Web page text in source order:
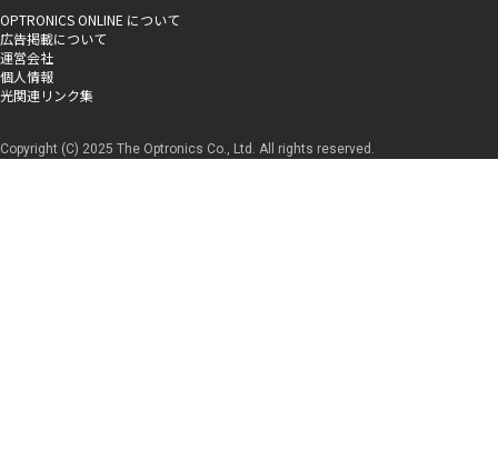
OPTRONICS ONLINE について
広告掲載について
運営会社
個人情報
光関連リンク集
Copyright (C) 2025 The Optronics Co., Ltd. All rights reserved.